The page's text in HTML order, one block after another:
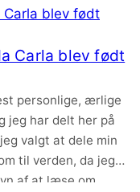
Carla blev født
personlige, ærlige
jeg har delt her på
valgt at dele min
til verden, da jeg
af at læse om